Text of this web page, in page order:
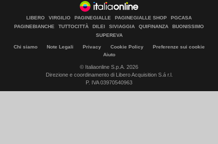
LIBERO VIRGILIO PAGINEGIALLE PAGINEGIALLE SHOP
PGCASA
PAGINEBIANCHE
TUTTOCITTÀ DILEI SIVIAGGIA QUIFINANZA
BUONISSIMO
SUPEREVA
Chi siamo Note Legali Privacy Cookie Policy
Preferenze sui cookie
Aiuto
© Italiaonline S.p.A. 2026
Direzione e coordinamento di Libero Acquisition S.á r.l.
P. IVA 03970540963